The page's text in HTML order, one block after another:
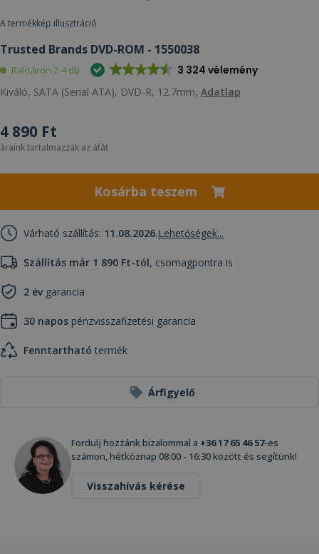
A termékkép illusztráció.
Trusted Brands DVD-ROM - 1550038
Raktáron 2-4 db 3 324 vélemény
Kiváló, SATA (Serial ATA), DVD-R, 12.7mm, Adatlap
4 890 Ft
áraink tartalmazzák az áfát
Kosárba teszem
Várható szállítás: 11.08.2026.Lehetőségek...
Szállítás már 1 890 Ft-tól, csomagpontra is
2 évgarancia
30 napos pénzvisszafizetési garancia
Fenntartható termék
Árfigyelő
Fordulj hozzánk bizalommal a +36 17 65 46 57-es
számon, hétköznap 08:00 - 16:30 között és segítünk!
Visszahívás kérése